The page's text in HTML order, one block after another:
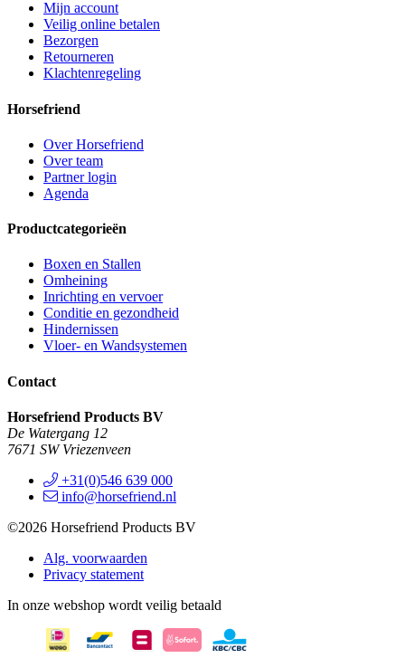
Mijn account
Veilig online betalen
Bezorgen
Retourneren
Klachtenregeling
Horsefriend
Over Horsefriend
Over team
Partner login
Agenda
Productcategorieën
Boxen en Stallen
Omheining
Inrichting en vervoer
Conditie en gezondheid
Hindernissen
Vloer- en Wandsystemen
Contact
Horsefriend Products BV
De Watergang 12
7671 SW Vriezenveen
+31(0)546 639 000
info@horsefriend.nl
©2026 Horsefriend Products BV
Alg. voorwaarden
Privacy statement
In onze webshop wordt veilig betaald